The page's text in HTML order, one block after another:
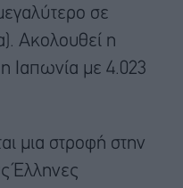
σε
Ακολουθεί η
Ιαπωνία με 4.023
μια στροφή στην
Έλληνες